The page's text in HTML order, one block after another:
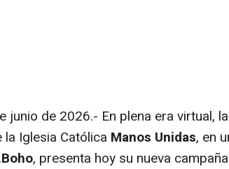
junio de 2026.- En plena era virtual,
Iglesia Católica Manos Unidas, en
, presenta hoy su nueva